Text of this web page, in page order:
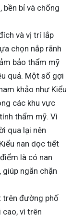
bền bỉ và chống
và vị trí lắp
chọn nắp rãnh
bảo thẩm mỹ
quả. Một số gợi
khảo như Kiểu
các khu vực
thẩm mỹ. Vì
qua lại nên
nan dọc tiết
là có nan
giúp ngăn chặn
trên đường phố
cao, vì trên